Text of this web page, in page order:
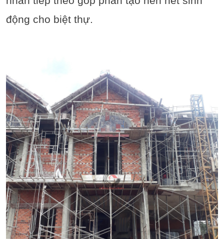
động cho biệt thự.